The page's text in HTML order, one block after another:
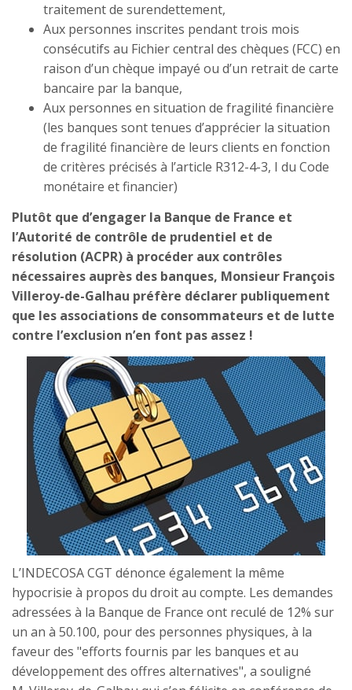
traitement de surendettement,
Aux personnes inscrites pendant trois mois
consécutifs au Fichier central des chèques (FCC) en
raison d’un chèque impayé ou d’un retrait de carte
bancaire par la banque,
Aux personnes en situation de fragilité financière
(les banques sont tenues d’apprécier la situation
de fragilité financière de leurs clients en fonction
de critères précisés à l’article R312-4-3, I du Code
monétaire et financier)
Plutôt que d’engager la Banque de France et
l’Autorité de contrôle de prudentiel et de
résolution (ACPR) à procéder aux contrôles
nécessaires auprès des banques, Monsieur François
Villeroy-de-Galhau préfère déclarer publiquement
que les associations de consommateurs et de lutte
contre l’exclusion n’en font pas assez !
L’INDECOSA CGT dénonce également la même
hypocrisie à propos du droit au compte. Les demandes
adressées à la Banque de France ont reculé de 12% sur
un an à 50.100, pour des personnes physiques, à la
faveur des "efforts fournis par les banques et au
développement des offres alternatives", a souligné